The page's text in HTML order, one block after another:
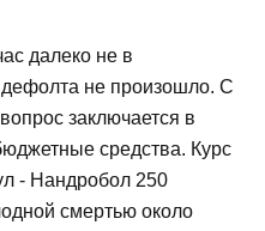
далеко не в
не произошло. С
заключается в
средства. Курс
- Нандробол 250
смертью около